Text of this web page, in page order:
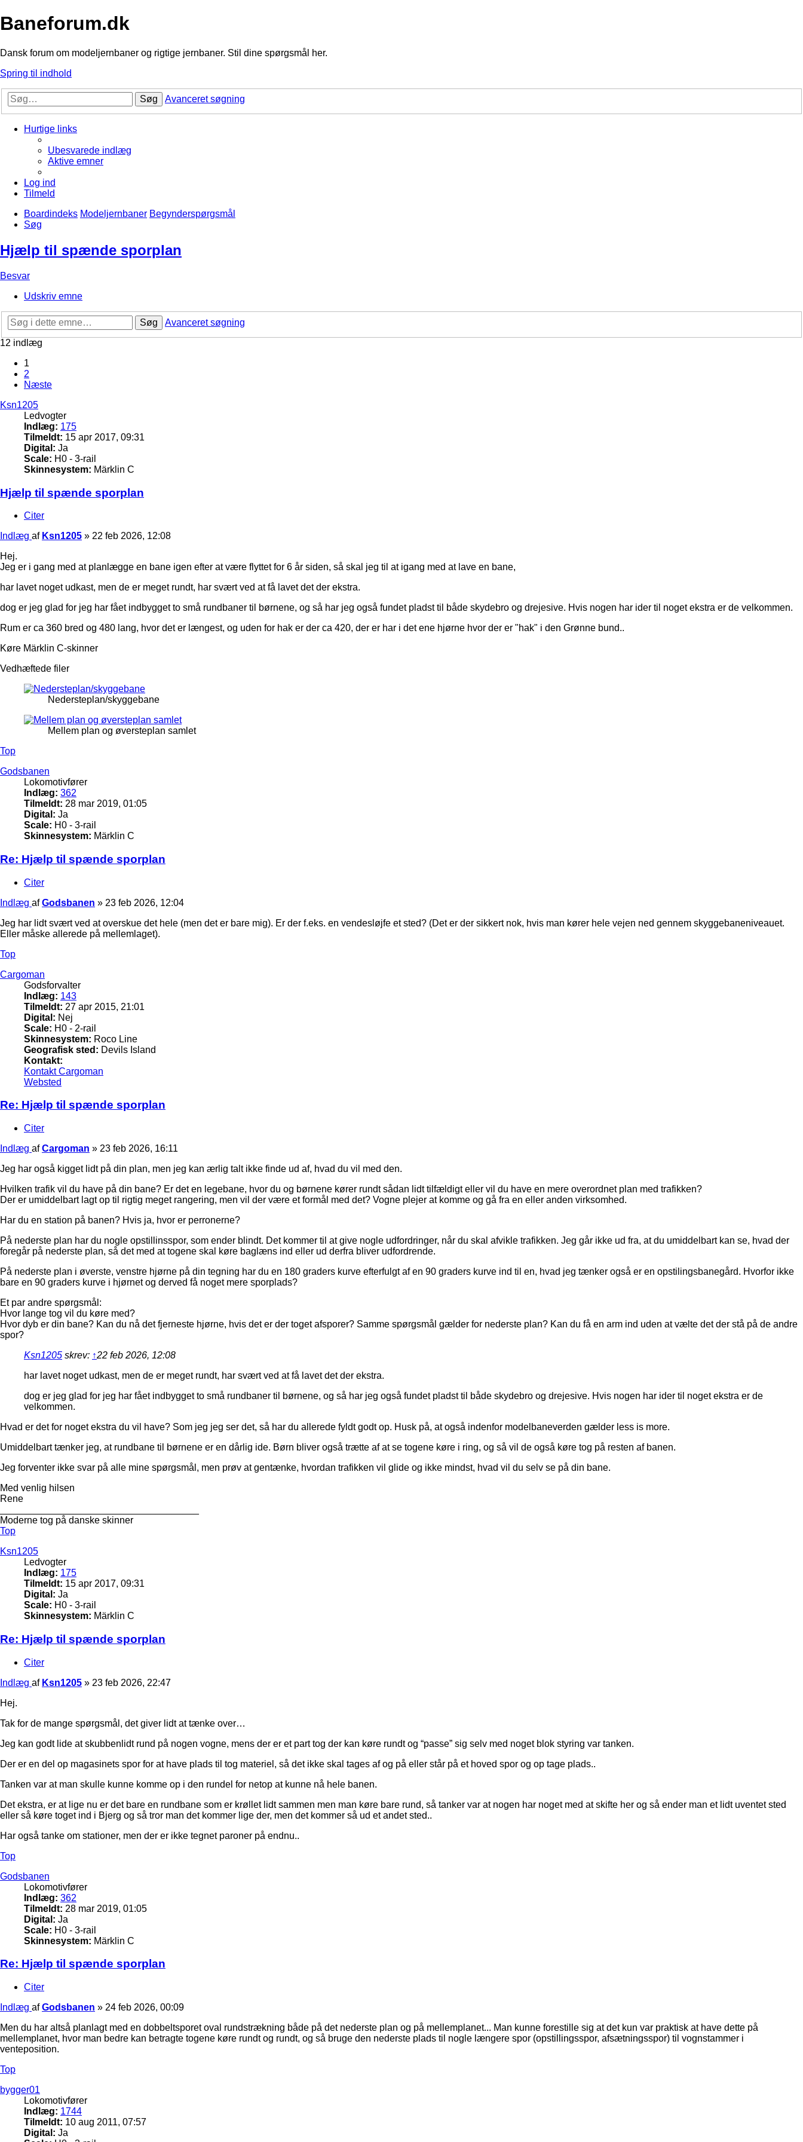
Baneforum.dk
Dansk forum om modeljernbaner og rigtige jernbaner. Stil dine spørgsmål her.
Spring til indhold
Søg Avanceret søgning
Hurtige links
Ubesvarede indlæg
Aktive emner
Log ind
Tilmeld
Boardindeks Modeljernbaner Begynderspørgsmål
Søg
Hjælp til spænde sporplan
Besvar
Udskriv emne
Søg
Avanceret søgning
12 indlæg
1
2
Næste
Ksn1205
Ledvogter
Indlæg: 175
Tilmeldt: 15 apr 2017, 09:31
Digital: Ja
Scale: H0 - 3-rail
Skinnesystem: Märklin C
Hjælp til spænde sporplan
Citer
Indlæg af Ksn1205 » 22 feb 2026, 12:08
Hej.
Jeg er i gang med at planlægge en bane igen efter at være flyttet for 6 år siden, så skal jeg til at igang med at lave en bane,
har lavet noget udkast, men de er meget rundt, har svært ved at få lavet det der ekstra.
dog er jeg glad for jeg har fået indbygget to små rundbaner til børnene, og så har jeg også fundet pladst til både skydebro og drejesive. Hvis nogen har ider til noget ekstra er de velkommen.
Rum er ca 360 bred og 480 lang, hvor det er længest, og uden for hak er der ca 420, der er har i det ene hjørne hvor der er "hak" i den Grønne bund..
Køre Märklin C-skinner
Vedhæftede filer
Nedersteplan/skyggebane
Mellem plan og øversteplan samlet
Top
Godsbanen
Lokomotivfører
Indlæg: 362
Tilmeldt: 28 mar 2019, 01:05
Digital: Ja
Scale: H0 - 3-rail
Skinnesystem: Märklin C
Re: Hjælp til spænde sporplan
Citer
Indlæg afGodsbanen » 23 feb 2026, 12:04
Jeg har lidt svært ved at overskue det hele (men det er bare mig). Er der f.eks. en vendesløjfe et sted? (Det er der sikkert nok, hvis man kører hele vejen ned gennem skyggebaneniveauet.
Eller måske allerede på mellemlaget).
Top
Cargoman
Godsforvalter
Indlæg: 143
Tilmeldt: 27 apr 2015, 21:01
Digital: Nej
Scale: H0 - 2-rail
Skinnesystem: Roco Line
Geografisk sted: Devils Island
Kontakt:
Kontakt Cargoman
Websted
Re: Hjælp til spænde sporplan
Citer
Indlæg afCargoman » 23 feb 2026, 16:11
Jeg har også kigget lidt på din plan, men jeg kan ærlig talt ikke finde ud af, hvad du vil med den.
Hvilken trafik vil du have på din bane? Er det en legebane, hvor du og børnene kører rundt sådan lidt tilfældigt eller vil du have en mere overordnet plan med trafikken?
Der er umiddelbart lagt op til rigtig meget rangering, men vil der være et formål med det? Vogne plejer at komme og gå fra en eller anden virksomhed.
Har du en station på banen? Hvis ja, hvor er perronerne?
På nederste plan har du nogle opstillinsspor, som ender blindt. Det kommer til at give nogle udfordringer, når du skal afvikle trafikken. Jeg går ikke ud fra, at du umiddelbart kan se, hvad der
foregår på nederste plan, så det med at togene skal køre baglæns ind eller ud derfra bliver udfordrende.
På nederste plan i øverste, venstre hjørne på din tegning har du en 180 graders kurve efterfulgt af en 90 graders kurve ind til en, hvad jeg tænker også er en opstilingsbanegård. Hvorfor ikke
bare en 90 graders kurve i hjørnet og derved få noget mere sporplads?
Et par andre spørgsmål:
Hvor lange tog vil du køre med?
Hvor dyb er din bane? Kan du nå det fjerneste hjørne, hvis det er der toget afsporer? Samme spørgsmål gælder for nederste plan? Kan du få en arm ind uden at vælte det der stå på de andre
spor?
Ksn1205 skrev: ↑22 feb 2026, 12:08
har lavet noget udkast, men de er meget rundt, har svært ved at få lavet det der ekstra.
dog er jeg glad for jeg har fået indbygget to små rundbaner til børnene, og så har jeg også fundet pladst til både skydebro og drejesive. Hvis nogen har ider til noget ekstra er de
velkommen.
Hvad er det for noget ekstra du vil have? Som jeg jeg ser det, så har du allerede fyldt godt op. Husk på, at også indenfor modelbaneverden gælder less is more.
Umiddelbart tænker jeg, at rundbane til børnene er en dårlig ide. Børn bliver også trætte af at se togene køre i ring, og så vil de også køre tog på resten af banen.
Jeg forventer ikke svar på alle mine spørgsmål, men prøv at gentænke, hvordan trafikken vil glide og ikke mindst, hvad vil du selv se på din bane.
Med venlig hilsen
Rene
Moderne tog på danske skinner
Top
Ksn1205
Ledvogter
Indlæg: 175
Tilmeldt: 15 apr 2017, 09:31
Digital: Ja
Scale: H0 - 3-rail
Skinnesystem: Märklin C
Re: Hjælp til spænde sporplan
Citer
Indlæg af Ksn1205 » 23 feb 2026, 22:47
Hej.
Tak for de mange spørgsmål, det giver lidt at tænke over…
Jeg kan godt lide at skubbenlidt rund på nogen vogne, mens der er et part tog der kan køre rundt og “passe” sig selv med noget blok styring var tanken.
Der er en del op magasinets spor for at have plads til tog materiel, så det ikke skal tages af og på eller står på et hoved spor og op tage plads..
Tanken var at man skulle kunne komme op i den rundel for netop at kunne nå hele banen.
Det ekstra, er at lige nu er det bare en rundbane som er krøllet lidt sammen men man køre bare rund, så tanker var at nogen har noget med at skifte her og så ender man et lidt uventet sted
eller så køre toget ind i Bjerg og så tror man det kommer lige der, men det kommer så ud et andet sted..
Har også tanke om stationer, men der er ikke tegnet paroner på endnu..
Top
Godsbanen
Lokomotivfører
Indlæg: 362
Tilmeldt: 28 mar 2019, 01:05
Digital: Ja
Scale: H0 - 3-rail
Skinnesystem: Märklin C
Re: Hjælp til spænde sporplan
Citer
Indlæg afGodsbanen » 24 feb 2026, 00:09
Men du har altså planlagt med en dobbeltsporet oval rundstrækning både på det nederste plan og på mellemplanet... Man kunne forestille sig at det kun var praktisk at have dette på
mellemplanet, hvor man bedre kan betragte togene køre rundt og rundt, og så bruge den nederste plads til nogle længere spor (opstillingsspor, afsætningsspor) til vognstammer i
venteposition.
Top
bygger01
Lokomotivfører
Indlæg: 1744
Tilmeldt: 10 aug 2011, 07:57
Digital: Ja